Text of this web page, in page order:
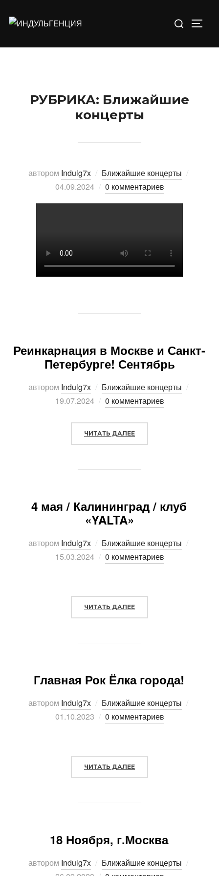
РУБРИКА: Ближайшие
концерты
автором Indulg7x Ближайшие концерты
04.09.2024
0 комментариев
Реинкарнация в Москве и Санкт-
Петербурге! Сентябрь
автором Indulg7x Ближайшие концерты
19.07.2024
0 комментариев
ЧИТАТЬ ДАЛЕЕ
4 мая / Калининград / клуб
«YALTA»
автором Indulg7x Ближайшие концерты
15.03.2024
0 комментариев
ЧИТАТЬ ДАЛЕЕ
Главная Рок Ёлка города!
автором Indulg7x Ближайшие концерты
01.10.2023
0 комментариев
ЧИТАТЬ ДАЛЕЕ
18 Ноября, г.Москва
автором Indulg7x Ближайшие концерты